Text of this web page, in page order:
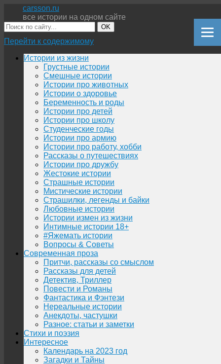
carsson.ru
все истории на одном сайте
OK
Перейти к содержимому
Истории из жизни
Грустные истории
Смешные истории
Истории про животных
Истории о здоровье
Беременность и роды
Истории про детей
Истории про школу
Студенческие годы
Истории про армию
Истории про работу, хобби
Рассказы о путешествиях
Истории про дружбу
Жестокие истории
Страшные истории
Мистические истории
Страшилки, легенды и байки
Любовные истории
Истории измен из жизни
Интимные истории 18+
#Яжемать истории
Вопросы & Советы
Современная проза
Притчи, рассказы со смыслом
Рассказы для детей
Детектив, Триллер
Повести и Романы
Фантастика и Фэнтези
Нереальные истории
Анекдоты, частушки
Разное: статьи и заметки
Стихи и поэзия
Интересное
Календарь на 2023 год
Загадки и Тайны